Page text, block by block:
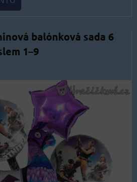
balónková sada 6
1–9